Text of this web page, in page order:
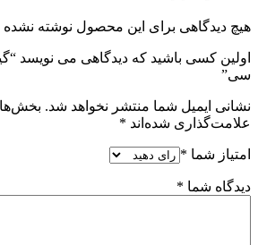
هیچ دیدگاهی برای این محصول نوشته
سی”
نشانی ایمیل شما منتشر نخواهد شد.
علامت‌گذاری شده‌اند *
امتیاز شما *
دیدگاه شما *